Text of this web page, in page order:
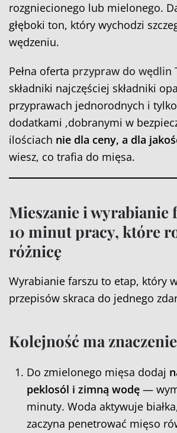
rozgniecionego lub mielonego.
głęboki ton, który wychodzi
wędzeniu.
Pełna oferta przypraw do wędlin
składniki najczęściej składniki
przyprawach jednorodnych i
dodatkami ,dobranymi w
ilościach nie dla ceny, a dla
wiesz, co trafia do mięsa.
Mieszanie i wyrabianie
10 minut pracy, które
różnicę
Wyrabianie farszu to etap, który
przepisów skraca do jednego
Kolejność ma znaczenie
Do zmielonego mięsa dodaj
peklosól i zimną wodę —
minuty. Woda aktywuje
zaczyna penetrować mięso